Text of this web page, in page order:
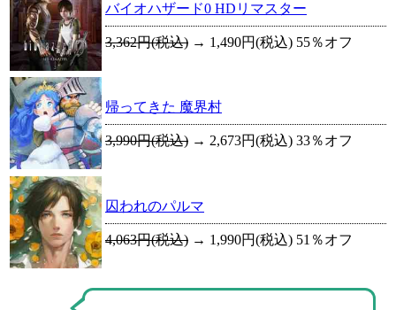
バイオハザード0 HDリマスター
3,362円(税込) → 1,490円(税込) 55％オフ
帰ってきた 魔界村
3,990円(税込) → 2,673円(税込) 33％オフ
囚われのパルマ
4,063円(税込) → 1,990円(税込) 51％オフ